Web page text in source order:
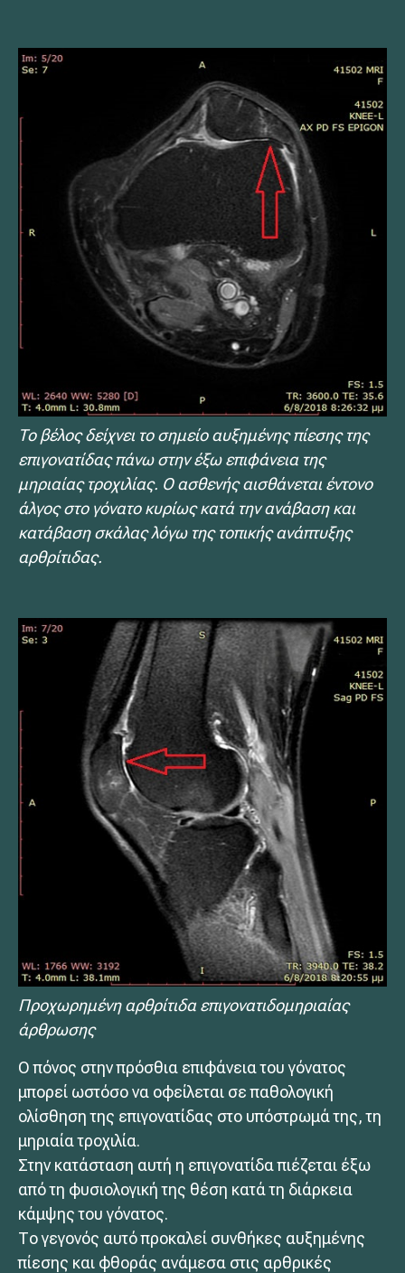
Το βέλος δείχνει το σημείο αυξημένης πίεσης της
επιγονατίδας πάνω στην έξω επιφάνεια της
μηριαίας τροχιλίας. Ο ασθενής αισθάνεται έντονο
άλγος στο γόνατο κυρίως κατά την ανάβαση και
κατάβαση σκάλας λόγω της τοπικής ανάπτυξης
αρθρίτιδας.
Προχωρημένη αρθρίτιδα επιγονατιδομηριαίας
άρθρωσης
Ο πόνος στην πρόσθια επιφάνεια του γόνατος
μπορεί ωστόσο να οφείλεται σε παθολογική
ολίσθηση της επιγονατίδας στο υπόστρωμά της, τη
μηριαία τροχιλία.
Στην κατάσταση αυτή η επιγονατίδα πιέζεται έξω
από τη φυσιολογική της θέση κατά τη διάρκεια
κάμψης του γόνατος.
Το γεγονός αυτό προκαλεί συνθήκες αυξημένης
πίεσης και φθοράς ανάμεσα στις αρθρικές